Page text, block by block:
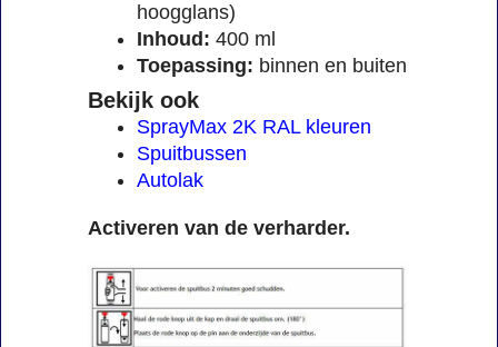
hoogglans)
Inhoud: 400 ml
Toepassing: binnen en buiten
Bekijk ook
SprayMax 2K RAL kleuren
Spuitbussen
Autolak
Activeren van de verharder.